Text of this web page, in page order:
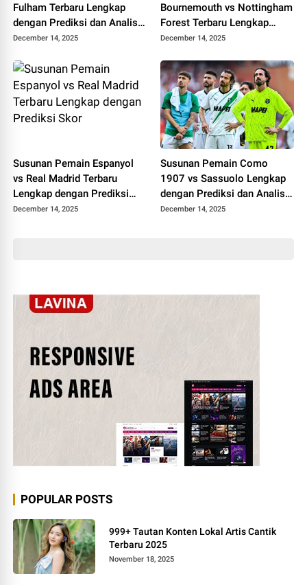
Fulham Terbaru Lengkap
dengan Prediksi dan Analisis
Pertandingan
December 14, 2025
Bournemouth vs Nottingham
Forest Terbaru Lengkap
dengan Starting XI dan
December 14, 2025
Susunan Pemain Espanyol
vs Real Madrid Terbaru
Lengkap dengan Prediksi
Skor
December 14, 2025
Susunan Pemain Como
1907 vs Sassuolo Lengkap
dengan Prediksi dan Analisis
Terbaru
December 14, 2025
POPULAR POSTS
999+ Tautan Konten Lokal Artis Cantik
Terbaru 2025
November 18, 2025